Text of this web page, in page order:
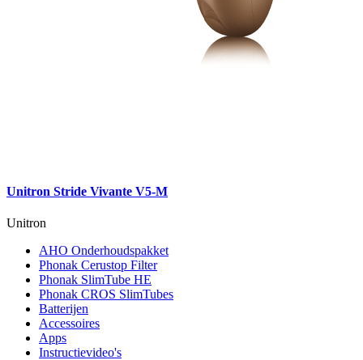
Unitron Stride Vivante V5-M
Unitron
AHO Onderhoudspakket
Phonak Cerustop Filter
Phonak SlimTube HE
Phonak CROS SlimTubes
Batterijen
Accessoires
Apps
Instructievideo's